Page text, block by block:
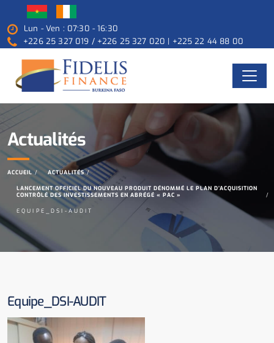
Lun - Ven : 07:30 - 16:30
+226 25 327 019 / +226 25 327 020 | +225 22 44 88 00
Actualités
ACCUEIL ACTUALITÉS
LANCEMENT OFFICIEL DU NOUVEAU PRODUIT DÉNOMMÉ LE PLAN D’ACQUISITION
CONTRÔLÉ DES INVESTISSEMENTS EN ABRÉGÉ « PAC »
EQUIPE_DSI-AUDIT
Equipe_DSI-AUDIT